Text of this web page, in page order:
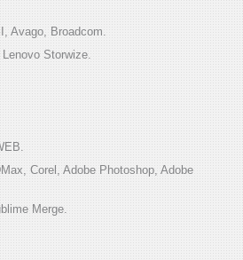
Avago, Broadcom.
Storwize.
Corel, Adobe Photoshop, Adobe
Merge.